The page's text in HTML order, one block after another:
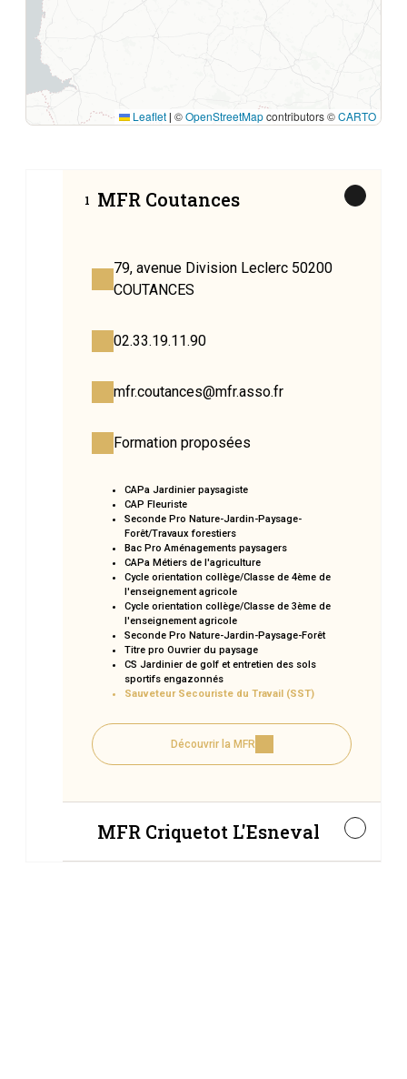
Leaflet ©OpenStreetMapcontributors ©CARTO
1 MFR Coutances
79, avenue Division Leclerc 50200
COUTANCES
02.33.19.11.90
mfr.coutances@mfr.asso.fr
Formation proposées
CAPa Jardinier paysagiste
CAP Fleuriste
Seconde Pro Nature-Jardin-Paysage-
Forêt/Travaux forestiers
Bac Pro Aménagements paysagers
CAPa Métiers de l'agriculture
Cycle orientation collège/Classe de 4ème de
l'enseignement agricole
Cycle orientation collège/Classe de 3ème de
l'enseignement agricole
Seconde Pro Nature-Jardin-Paysage-Forêt
Titre pro Ouvrier du paysage
CS Jardinier de golf et entretien des sols
sportifs engazonnés
Sauveteur Secouriste du Travail (SST)
Découvrir la MFR
MFR Criquetot L'Esneval